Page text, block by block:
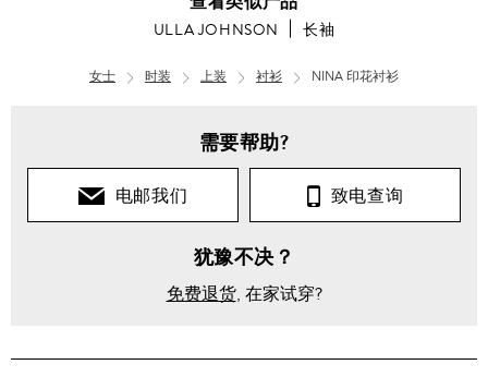
ULLA JOHNSON 长袖
女士 时装 上装 衬衫
NINA 印花衬衫
时
需要帮助?
电邮我们 致电查询
犹豫不决？
免费退货, 在家试穿?